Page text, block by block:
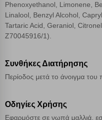
Phenoxyethanol, Limonene,
Linalool, Benzyl Alcohol,
Tartaric Acid, Geraniol,
Z70045916/1).
Συνθήκες Διατήρησης
Περίοδος μετά το άνοιγμα του
Οδηγίες Χρήσης
Εφαρμόστε σε νωπά μαλλιά,
Απολύτως απαραίτητα